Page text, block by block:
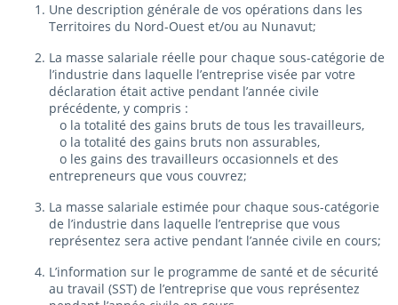
Une description générale de vos opérations dans les
Territoires du Nord-Ouest et/ou au Nunavut;
La masse salariale réelle pour chaque sous-catégorie de
l’industrie dans laquelle l’entreprise visée par votre
déclaration était active pendant l’année civile
précédente, y compris :
o la totalité des gains bruts de tous les travailleurs,
o la totalité des gains bruts non assurables,
o les gains des travailleurs occasionnels et des
entrepreneurs que vous couvrez;
La masse salariale estimée pour chaque sous-catégorie
de l’industrie dans laquelle l’entreprise que vous
représentez sera active pendant l’année civile en cours;
L’information sur le programme de santé et de sécurité
au travail (SST) de l’entreprise que vous représentez